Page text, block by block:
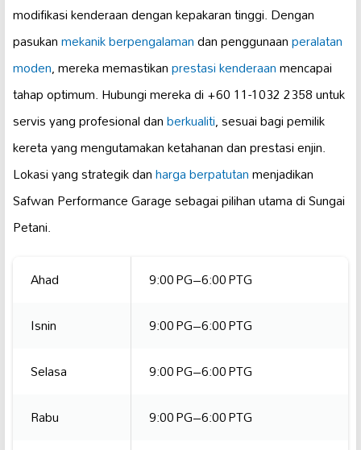
modifikasi kenderaan dengan kepakaran tinggi. Dengan
pasukanmekanik berpengalamandan penggunaanperalatan
moden, mereka memastikanprestasi kenderaanmencapai
tahap optimum. Hubungi mereka di +60 11-1032 2358 untuk
servis yang profesional danberkualiti, sesuai bagi pemilik
kereta yang mengutamakan ketahanan dan prestasi enjin.
Lokasi yang strategik danharga berpatutanmenjadikan
Safwan Performance Garage sebagai pilihan utama di Sungai
Petani.
Ahad
9:00 PG–6:00 PTG
Isnin
9:00 PG–6:00 PTG
Selasa
9:00 PG–6:00 PTG
Rabu
9:00 PG–6:00 PTG